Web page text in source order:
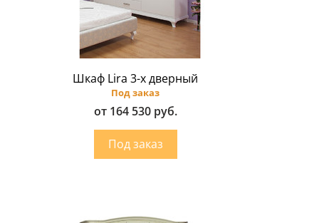
Шкаф Lira 3-х дверный
Под заказ
от 164 530 руб.